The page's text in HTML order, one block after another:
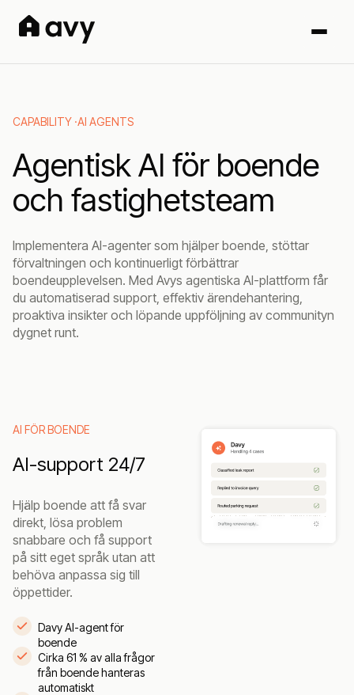
CAPABILITY ·AI AGENTS
Agentisk AI för boende
och fastighetsteam
Implementera AI-agenter som hjälper boende, stöttar
förvaltningen och kontinuerligt förbättrar
boendeupplevelsen. Med Avys agentiska AI-plattform får
du automatiserad support, effektiv ärendehantering,
proaktiva insikter och löpande uppföljning av communityn
dygnet runt.
AI FÖR BOENDE
AI-support 24/7
Hjälp boende att få svar
direkt, lösa problem
snabbare och få support
på sitt eget språk utan att
behöva anpassa sig till
öppettider.
Davy AI-agent för
boende
Cirka 61 % av alla frågor
från boende hanteras
automatiskt